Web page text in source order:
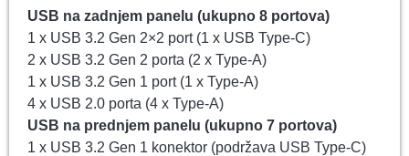
USB na zadnjem panelu (ukupno 8 portova)
1 x USB 3.2 Gen 2×2 port (1 x USB Type-C)
2 x USB 3.2 Gen 2 porta (2 x Type-A)
1 x USB 3.2 Gen 1 port (1 x Type-A)
4 x USB 2.0 porta (4 x Type-A)
USB na prednjem panelu (ukupno 7 portova)
1 x USB 3.2 Gen 1 konektor (podržava USB Type-C)